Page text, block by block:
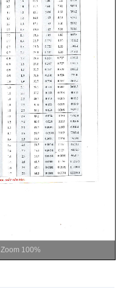
Zoom 100%